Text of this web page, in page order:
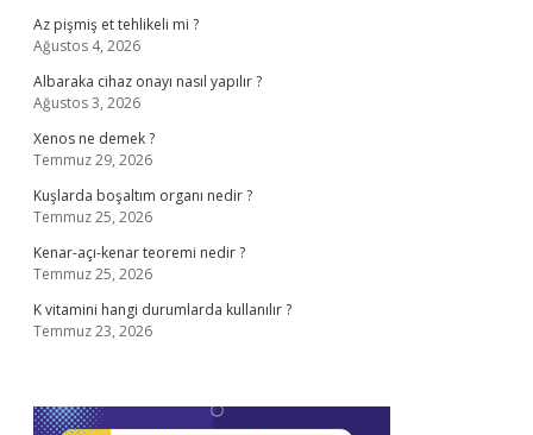
Az pişmiş et tehlikeli mi ?
Ağustos 4, 2026
Albaraka cihaz onayı nasıl yapılır ?
Ağustos 3, 2026
Xenos ne demek ?
Temmuz 29, 2026
Kuşlarda boşaltım organı nedir ?
Temmuz 25, 2026
Kenar-açı-kenar teoremi nedir ?
Temmuz 25, 2026
K vitamini hangi durumlarda kullanılır ?
Temmuz 23, 2026